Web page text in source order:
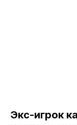
Экс-игрок